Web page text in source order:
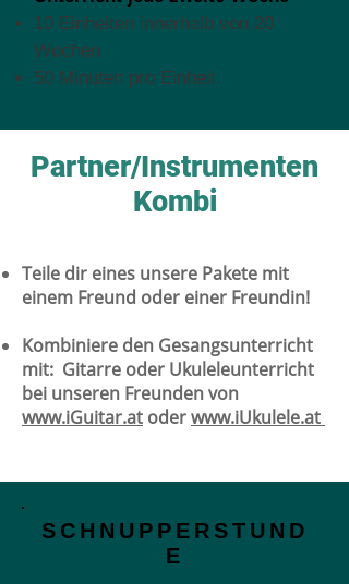
10 Einheiten innerhalb von 20
Wochen
50 Minuten pro Einheit
Partner/Instrumenten
Kombi
Teile dir eines unsere Pakete mit
einem Freund oder einer Freundin!
Kombiniere den Gesangsunterricht
mit: Gitarre oder Ukuleleunterricht
bei unseren Freunden von
www.iGuitar.at oderwww.iUkulele.at
SCHNUPPERSTUND
E